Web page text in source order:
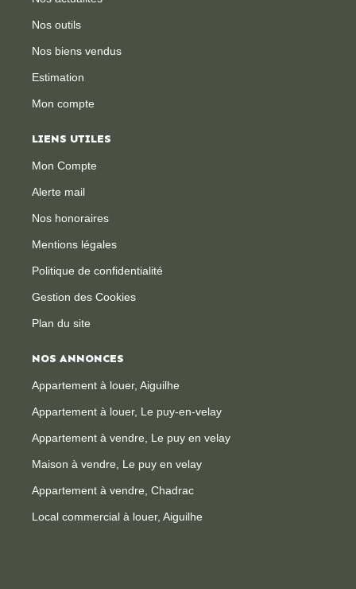
Nos outils
Nos biens vendus
Estimation
Mon compte
LIENS UTILES
Mon Compte
Alerte mail
Nos honoraires
Mentions légales
Politique de confidentialité
Gestion des Cookies
Plan du site
NOS ANNONCES
Appartement à louer, Aiguilhe
Appartement à louer, Le puy-en-velay
Appartement à vendre, Le puy en velay
Maison à vendre, Le puy en velay
Appartement à vendre, Chadrac
Local commercial à louer, Aiguilhe